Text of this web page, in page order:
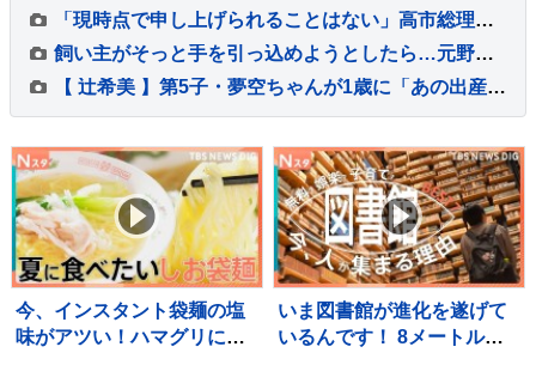
「現時点で申し上げられることはない」高市総理 内閣改造・自民党役員人事の時期などについて明言避ける “熊本地震対応に総力を挙げ取り組む”
飼い主がそっと手を引っ込めようとしたら…元野良猫がとった『尊すぎる行動』が20万表示「最強に可愛いやり取りｗ」「圧がすごいｗ」
【 辻希美 】第5子・夢空ちゃんが1歳に「あの出産から1年……本当に早すぎます」 手や口元がクリームだらけでケーキ頬張る姿も
今、インスタント袋麺の塩
味がアツい！ハマグリに毛
いま図書館が進化を遂げて
いるんです！ 8メートルの